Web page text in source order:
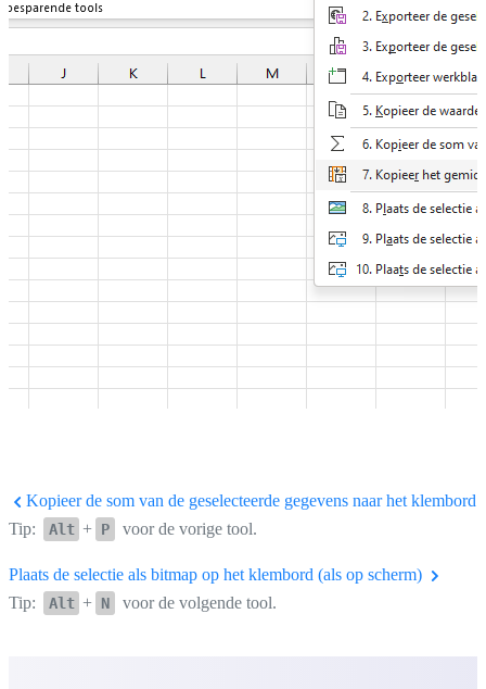
Kopieer de som van de geselecteerde gegevens naar het klembord
Tip:
Alt + P voor de vorige tool.
Plaats de selectie als bitmap op het klembord (als op scherm)
Tip:
Alt + N voor de volgende tool.